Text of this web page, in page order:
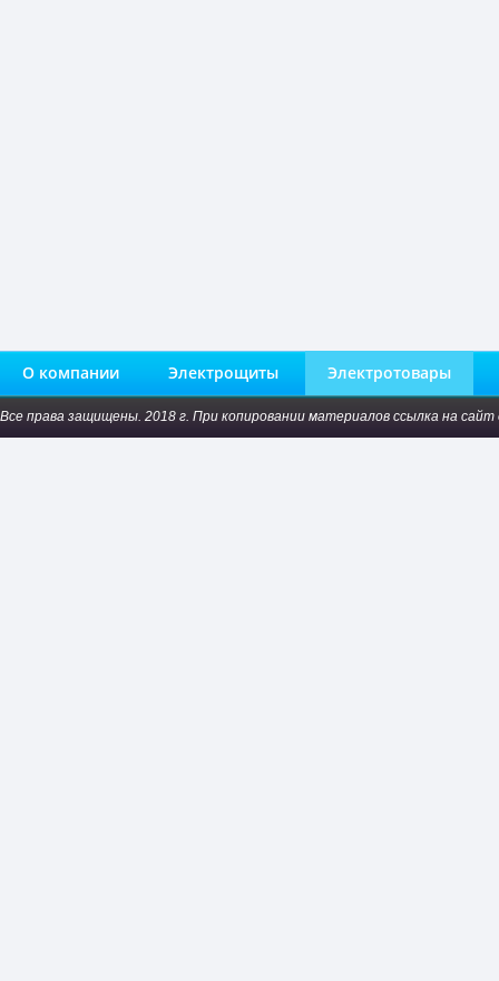
О компании Электрощиты Электротовары
Все права защищены. 2018 г. При копировании материалов ссылка на сайт